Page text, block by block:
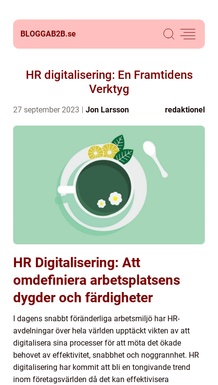
BLOGGAB2B.se
HR digitalisering: En Framtidens
Verktyg
27 september 2023 Jon Larsson redaktionel
HR Digitalisering: Att
omdefiniera arbetsplatsens
dygder och färdigheter
I dagens snabbt föränderliga arbetsmiljö har HR-
avdelningar över hela världen upptäckt vikten av att
digitalisera sina processer för att möta det ökade
behovet av effektivitet, snabbhet och noggrannhet. HR
digitalisering har kommit att bli en tongivande trend
inom företagsvärlden då det kan effektivisera